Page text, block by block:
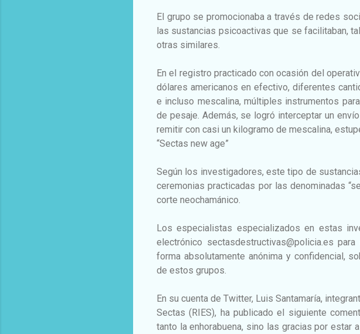
El grupo se promocionaba a través de redes
las sustancias psicoactivas que se facilitaban,
otras similares.
En el registro practicado con ocasión del
dólares americanos en efectivo, diferentes
e incluso mescalina, múltiples instrumentos
de pesaje. Además, se logró interceptar un
remitir con casi un kilogramo de mescalina,
“Sectas new age”
Según los investigadores, este tipo de
ceremonias practicadas por las denominadas
corte neochamánico.
Los especialistas especializados en estas
electrónico sectasdestructivas@policia.es
forma absolutamente anónima y confidencial,
de estos grupos.
En su cuenta de Twitter, Luis Santamaría,
Sectas (RIES), ha publicado el siguiente
tanto la enhorabuena, sino las gracias por